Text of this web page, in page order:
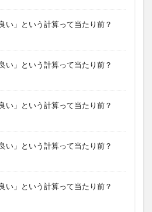
い」という計算って当たり前？
い」という計算って当たり前？
い」という計算って当たり前？
い」という計算って当たり前？
い」という計算って当たり前？